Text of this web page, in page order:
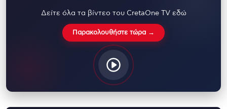
Δείτε όλα τα βίντεο του CretaOne TV εδώ
Παρακολουθήστε τώρα →